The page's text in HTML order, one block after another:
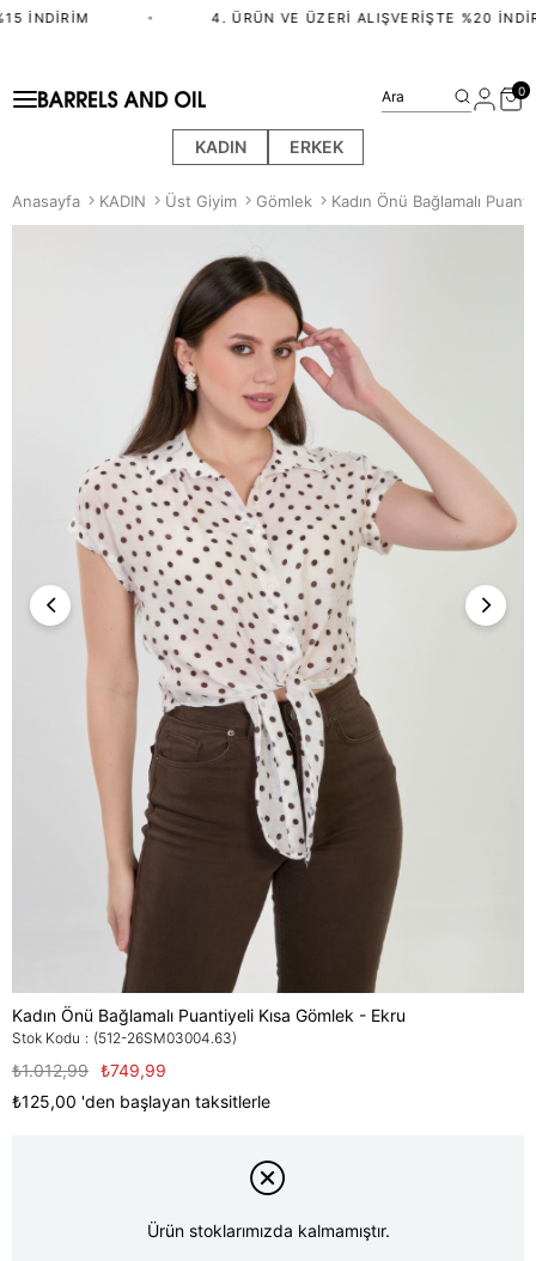
İNDIRIM 4. ÜRÜN VE ÜZERI ALIŞVERIŞTE %20
KADIN ERKEK
Ara 0
Anasayfa KADIN Üst Giyim Gömlek Kadın Önü Bağlamalı
Kadın Önü Bağlamalı Puantiyeli Kısa Gömlek - Ekru
Stok Kodu (512-26SM03004.63)
₺1.012,99 ₺749,99
₺125,00 'den başlayan taksitlerle
Ürün stoklarımızda kalmamıştır.